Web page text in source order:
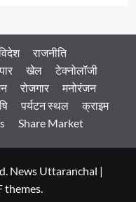
राजनीति
खेल
टेक्नोलॉजी
रोजगार
मनोरंजन
पर्यटन स्थल
क्राइम
Share Market
News Uttaranchal |
themes.